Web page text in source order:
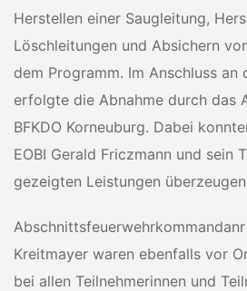
Herstellen einer Saugleitung,
Löschleitungen und Absichern
dem Programm. Im Anschluss an
erfolgte die Abnahme durch das
BFKDO Korneuburg. Dabei
EOBI Gerald Friczmann und sein
gezeigten Leistungen
Kreitmayer waren ebenfalls vor
bei allen Teilnehmerinnen und